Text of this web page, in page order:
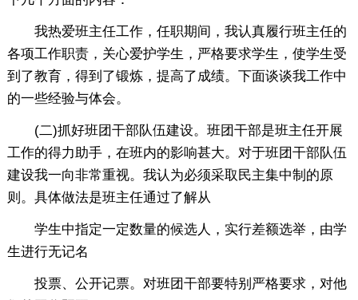
我热爱班主任工作，任职期间，我认真履行班主任的
各项工作职责，关心爱护学生，严格要求学生，使学生受
到了教育，得到了锻炼，提高了成绩。下面谈谈我工作中
的一些经验与体会。
(二)抓好班团干部队伍建设。班团干部是班主任开展
工作的得力助手，在班内的影响甚大。对于班团干部队伍
建设我一向非常重视。我认为必须采取民主集中制的原
则。具体做法是班主任通过了解从
学生中指定一定数量的候选人，实行差额选举，由学
生进行无记名
投票、公开记票。对班团干部要特别严格要求，对他